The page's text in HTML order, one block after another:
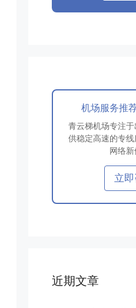
机场服务推
青云梯机场专注
供稳定高速的专
网络新
立
近期文章